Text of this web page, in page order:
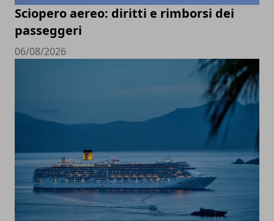
Sciopero aereo: diritti e rimborsi dei
passeggeri
06/08/2026